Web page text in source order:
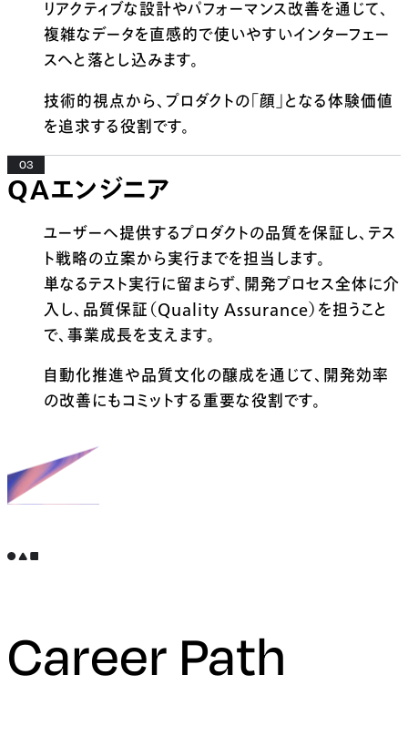
リアクティブな設計やパフォーマンス改善を通じて、
複雑なデータを直感的で使いやすいインターフェー
スへと落とし込みます。
技術的視点から、プロダクトの「顔」となる体験価値
を追求する役割です。
03
QAエンジニア
ユーザーへ提供するプロダクトの品質を保証し、テス
ト戦略の立案から実行までを担当します。
単なるテスト実行に留まらず、開発プロセス全体に介
入し、品質保証（Quality Assurance）を担うこと
で、事業成長を支えます。
自動化推進や品質文化の醸成を通じて、開発効率
の改善にもコミットする重要な役割です。
Career Path